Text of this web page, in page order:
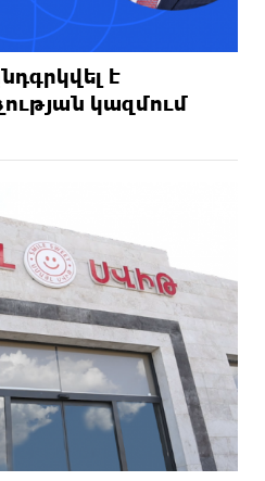
է
կազմում